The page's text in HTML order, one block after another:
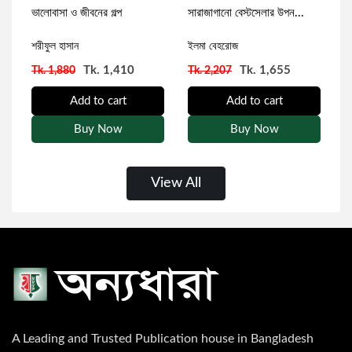
ফাবিয়াহ্ মমো
ভালোবাসা ও জীবনের গল্প
শরীফুল হাসান
Tk. 1,880 Tk. 1,410
Add to cart
Buy Now
সারাজাগানো বেস্টসেলার উপন...
ইলমা বেহরোজ
Tk. 2,207 Tk. 1,655
Add to cart
Buy Now
View All
A Leading and Trusted Publication house in Bangladesh